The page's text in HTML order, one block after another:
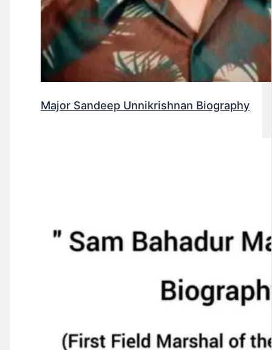
Major Sandeep Unnikrishnan Biography